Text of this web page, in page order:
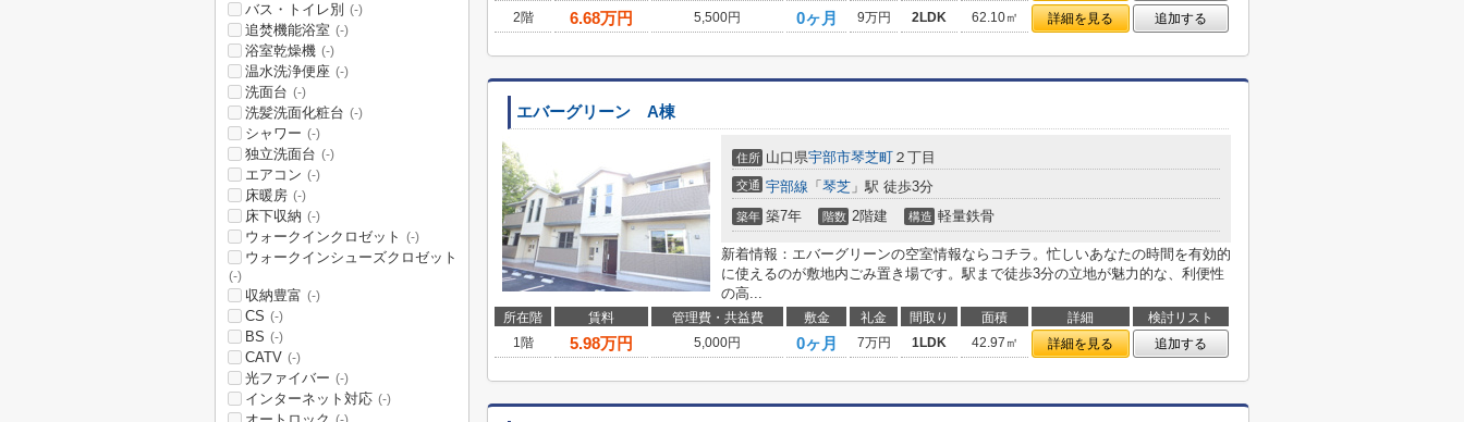
2階
6.68万円 5,500円 0ヶ月 9万円 2LDK 62.10㎡ 詳細を見る 追加する
エバーグリーン A棟
住所 山口県宇部市琴芝町 ２丁目
交通 宇部線 「 琴芝 」駅 徒歩3分
築年 築7年 階数 2階建 構造 軽量鉄骨
新着情報：エバーグリーンの空室情報ならコチラ。忙しいあなたの時間を有効的
に使えるのが敷地内ごみ置き場です。駅まで徒歩3分の立地が魅力的な、利便性
の高...
所在階 賃料 管理費・共益費 敷金 礼金 間取り 面積 詳細
検討リスト
1階
5.98万円 5,000円 0ヶ月 7万円 1LDK 42.97㎡ 詳細を見る 追加する
バス・トイレ別 (-)
追焚機能浴室 (-)
浴室乾燥機 (-)
温水洗浄便座 (-)
洗面台 (-)
洗髪洗面化粧台 (-)
シャワー (-)
独立洗面台 (-)
エアコン (-)
床暖房 (-)
床下収納 (-)
ウォークインクロゼット (-)
ウォークインシューズクロゼット
(-)
収納豊富 (-)
CS (-)
BS (-)
CATV (-)
光ファイバー (-)
インターネット対応 (-)